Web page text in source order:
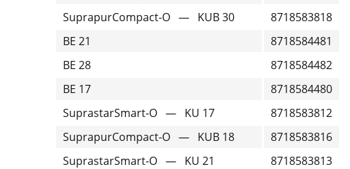
SuprapurCompact-O — KUB 30
8718583818
BE 21
8718584481
BE 28
8718584482
BE 17
8718584480
SuprastarSmart-O — KU 17
8718583812
SuprapurCompact-O — KUB 18
8718583816
SuprastarSmart-O — KU 21
8718583813